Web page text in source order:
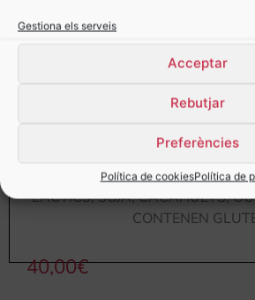
Gestiona els serveis
Acceptar
Rebutjar
Preferències
Política de cookiesPolítica de
CONTENIR TRACES DE: FRUITS
LÀCTICS, SOJA, CACAHUETS,
CONTENEN
40,00€